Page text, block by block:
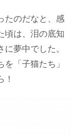
たのだなと、感
頃は、泪の底知
夢中でした。
「子猫たち」